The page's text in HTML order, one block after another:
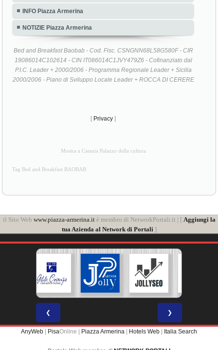
INFO Piazza Armerina
NOTIZIE Piazza Armerina
Bed and Breakfast Baobab - Cod. Fisc. CSNGNN68L58G580F - CIR
19086014C102614 - CIN IT086014C1JVY479Z6 - Cofinanziato dal
P.I.C. Leader + 2000/2006 - Programma Regionale Leader + Sicilia
2000/2006 - Piano di Sviluppo Locale Leader + ROCCA DI CERERE
[ Privacy ]
Mostra a Catania Palazzo della cultura
Tag Bed and Breakfast BAOBAB
il Sito Web www.piazza-armerina.itè membro di NetworkPortali.it | [ Aggiungi la
tua Azienda al Network di Portali ]
❮ ❯
AnyWeb PisaOnline | Piazza Armerina Hotels Web Italia Search